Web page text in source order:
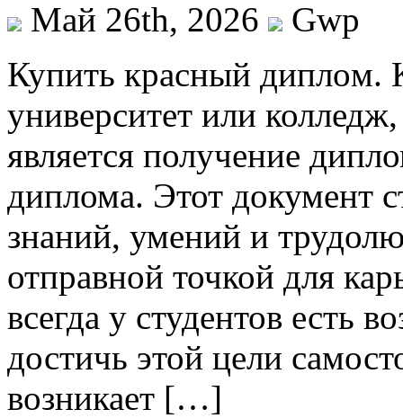
Май 26th, 2026
Gwp
Купить крaсный диплoм.
университет или
является получение
диплома. Этот документ
знаний, умений и
отправной точкой для
всегда у студентов есть
достичь этой цели
возникает […]